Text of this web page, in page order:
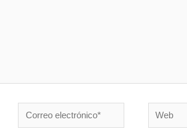
Correo
electrónico*
Web